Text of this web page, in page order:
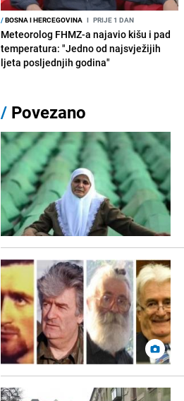
/BOSNA I HERCEGOVINA I PRIJE 1 DAN
Meteorolog FHMZ-a najavio kišu i pad
temperatura: "Jedno od najsvježijih
ljeta posljednjih godina"
/ Povezano